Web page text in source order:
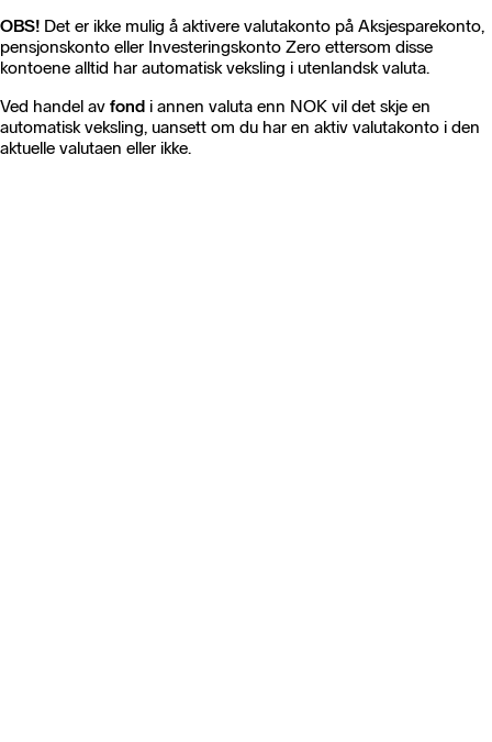
OBS! Det er ikke mulig å aktivere valutakonto på Aksjesparekonto,
pensjonskonto eller Investeringskonto Zero ettersom disse
kontoene alltid har automatisk veksling i utenlandsk valuta.
Ved handel av fond i annen valuta enn NOK vil det skje en
automatisk veksling, uansett om du har en aktiv valutakonto i den
aktuelle valutaen eller ikke.